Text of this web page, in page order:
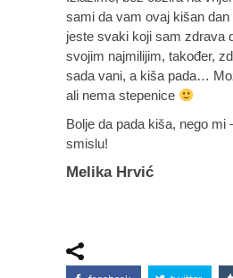
sami da vam ovaj kišan dan
jeste svaki koji sam zdrava
svojim najmilijim, također,
sada vani, a kiša pada…
ali nema stepenice
Bolje da pada kiša, nego mi
smislu!
Melika Hrvić